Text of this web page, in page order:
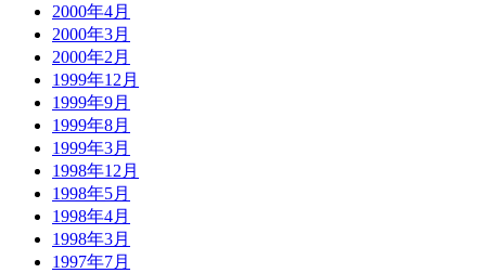
2000年4月
2000年3月
2000年2月
1999年12月
1999年9月
1999年8月
1999年3月
1998年12月
1998年5月
1998年4月
1998年3月
1997年7月